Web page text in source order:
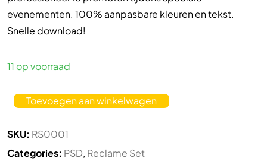
evenementen. 100% aanpasbare kleuren en tekst.
Snelle download!
11 op voorraad
Toevoegen aan winkelwagen
SKU: RS0001
Categories: PSD, Reclame Set